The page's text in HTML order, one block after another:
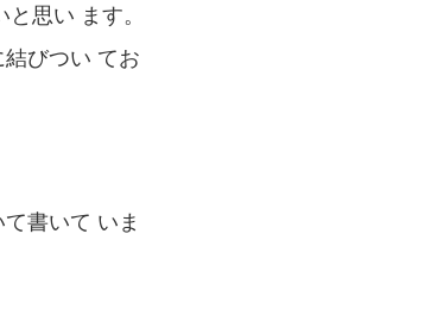
思い ます。
びつい てお
書いて いま